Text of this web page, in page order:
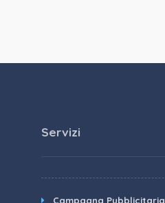
Servizi
Campagna Pubblicitaria